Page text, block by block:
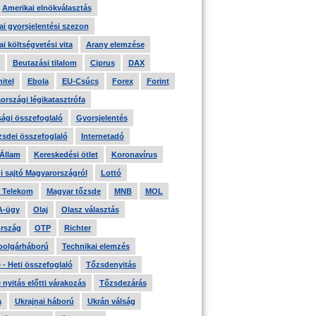
Amerikai elnökválasztás
gyorsjelentési szezon
költségvetési vita Arany elemzése
Beutazási tilalom Ciprus DAX
Ebola EU-Csúcs Forex Forint
légikatasztrófa
összefoglaló Gyorsjelentés
összefoglaló Internetadó
Kereskedési ötlet Koronavírus
sajtó Magyarországról Lottó
Telekom Magyar tőzsde MNB MOL
ügy Olaj Olasz választás
OTP Richter
Technikai elemzés
- Heti összefoglaló Tőzsdenyitás
nyitás előtti várakozás Tőzsdezárás
Ukrajnai háború Ukrán válság